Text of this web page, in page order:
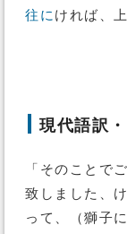
往に ければ、
現代語訳
「そのことで
致しました、
って、（獅子